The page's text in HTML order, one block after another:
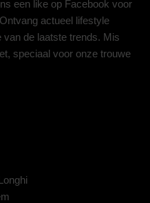
een like op Facebook voor
actueel lifestyle
van de laatste trends. Mis
speciaal voor onze trouwe